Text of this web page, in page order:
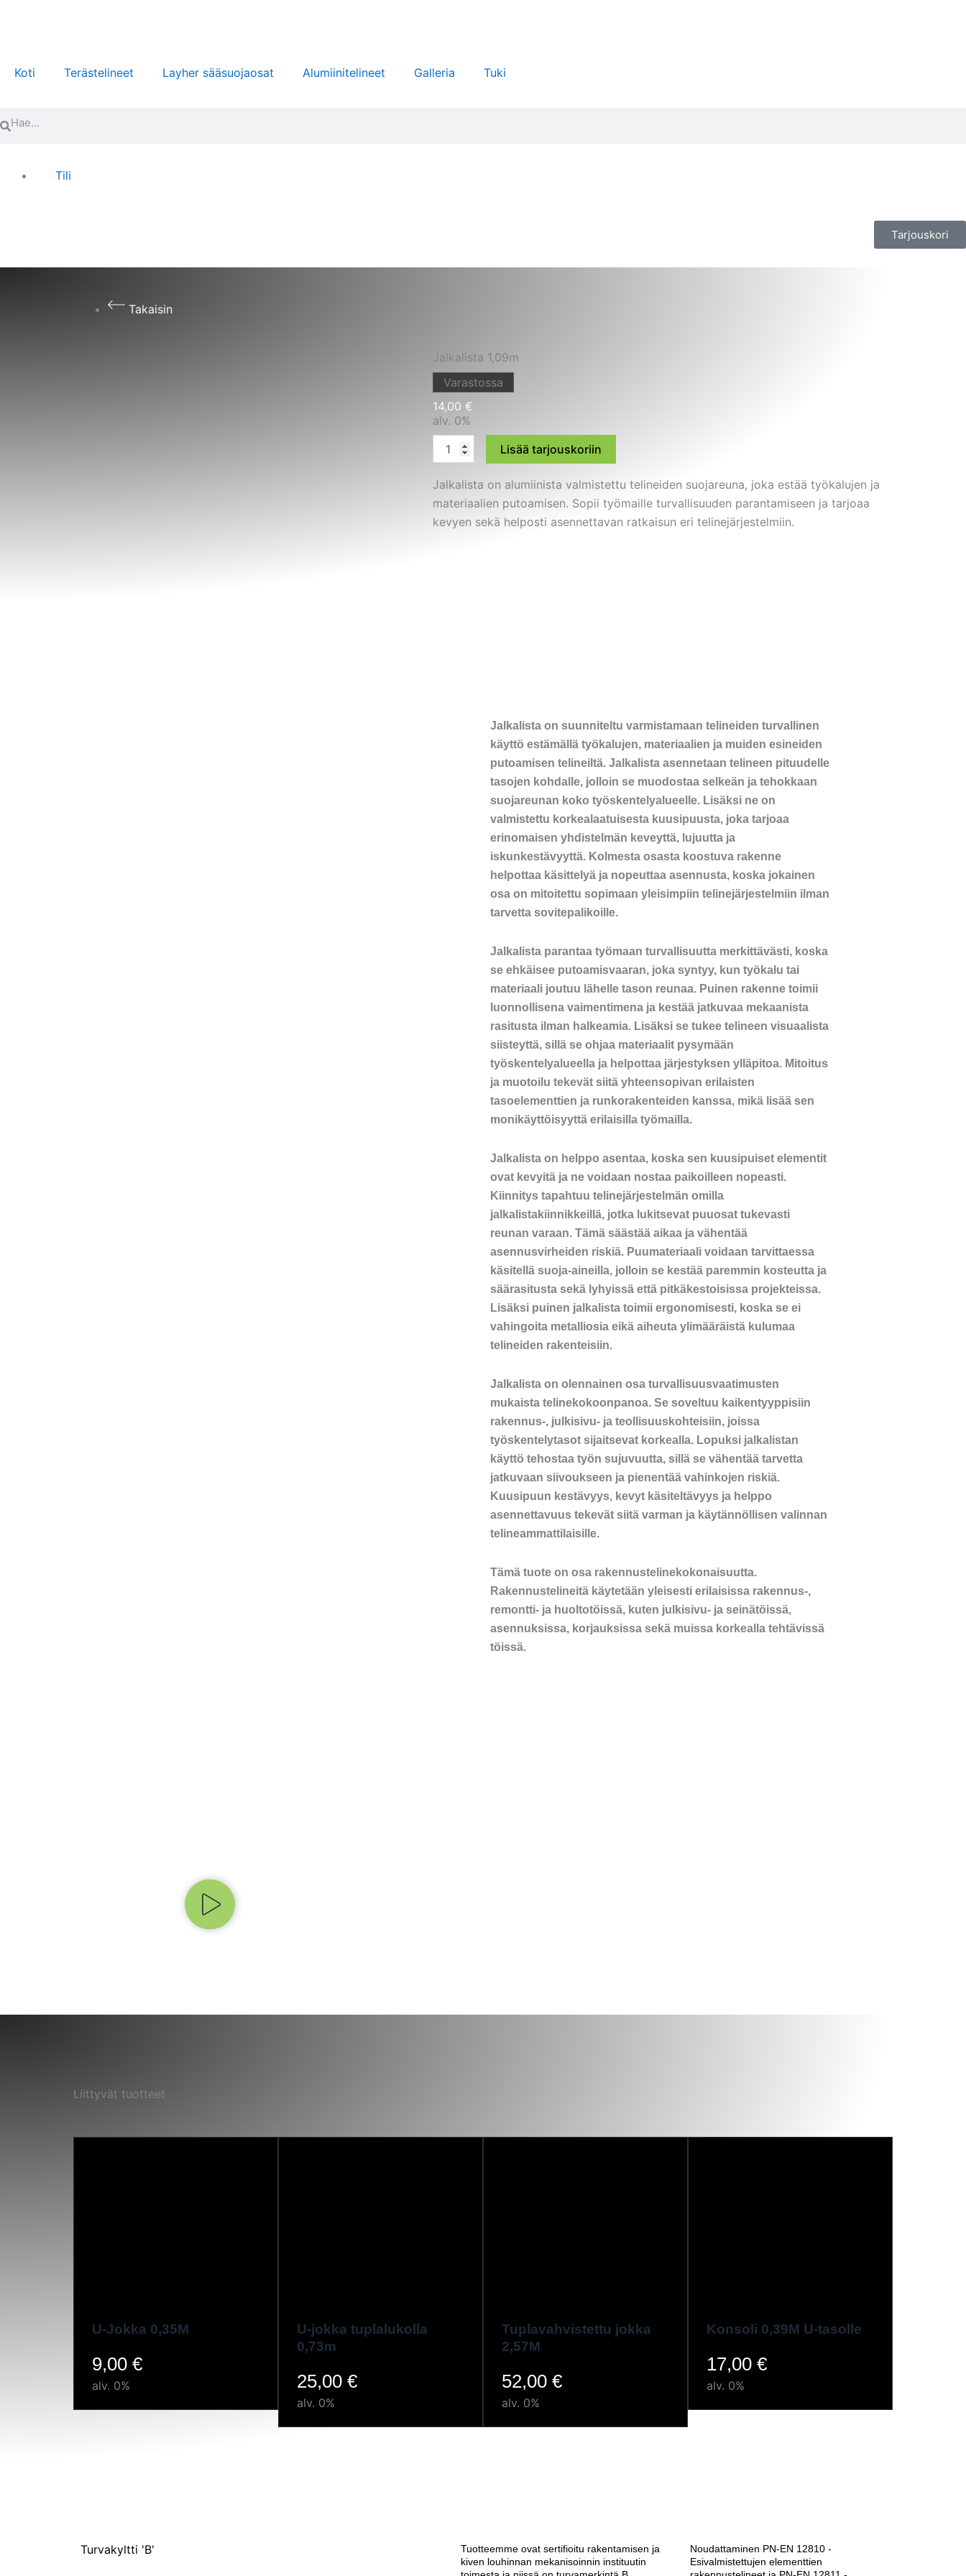
Koti Terästelineet Layher sääsuojaosat Alumiinitelineet Galleria Tuki
Search
Tili
Tarjouskori
Takaisin
Jalkalista 1,09m
Varastossa
14,00€
alv. 0%
1,09m
Lisää tarjouskoriin
Jalkalista on alumiinista valmistettu telineiden suojareuna, joka estää työkalujen ja
materiaalien putoamisen. Sopii työmaille turvallisuuden parantamiseen ja tarjoaa
kevyen sekä helposti asennettavan ratkaisun eri telinejärjestelmiin.
Jalkalista on suunniteltu varmistamaan telineiden turvallinen
käyttö estämällä työkalujen, materiaalien ja muiden esineiden
putoamisen telineiltä. Jalkalista asennetaan telineen pituudelle
tasojen kohdalle, jolloin se muodostaa selkeän ja tehokkaan
suojareunan koko työskentelyalueelle. Lisäksi ne on
valmistettu korkealaatuisesta kuusipuusta, joka tarjoaa
erinomaisen yhdistelmän keveyttä, lujuutta ja
iskunkestävyyttä. Kolmesta osasta koostuva rakenne
helpottaa käsittelyä ja nopeuttaa asennusta, koska jokainen
osa on mitoitettu sopimaan yleisimpiin telinejärjestelmiin ilman
tarvetta sovitepalikoille.
Jalkalista parantaa työmaan turvallisuutta merkittävästi, koska
se ehkäisee putoamisvaaran, joka syntyy, kun työkalu tai
materiaali joutuu lähelle tason reunaa. Puinen rakenne toimii
luonnollisena vaimentimena ja kestää jatkuvaa mekaanista
rasitusta ilman halkeamia. Lisäksi se tukee telineen visuaalista
siisteyttä, sillä se ohjaa materiaalit pysymään
työskentelyalueella ja helpottaa järjestyksen ylläpitoa. Mitoitus
ja muotoilu tekevät siitä yhteensopivan erilaisten
tasoelementtien ja runkorakenteiden kanssa, mikä lisää sen
monikäyttöisyyttä erilaisilla työmailla.
Jalkalista on helppo asentaa, koska sen kuusipuiset elementit
ovat kevyitä ja ne voidaan nostaa paikoilleen nopeasti.
Kiinnitys tapahtuu telinejärjestelmän omilla
jalkalistakiinnikkeillä, jotka lukitsevat puuosat tukevasti
reunan varaan. Tämä säästää aikaa ja vähentää
asennusvirheiden riskiä. Puumateriaali voidaan tarvittaessa
käsitellä suoja-aineilla, jolloin se kestää paremmin kosteutta ja
säärasitusta sekä lyhyissä että pitkäkestoisissa projekteissa.
Lisäksi puinen jalkalista toimii ergonomisesti, koska se ei
vahingoita metalliosia eikä aiheuta ylimääräistä kulumaa
telineiden rakenteisiin.
Jalkalista on olennainen osa turvallisuusvaatimusten
mukaista telinekokoonpanoa. Se soveltuu kaikentyyppisiin
rakennus-, julkisivu- ja teollisuuskohteisiin, joissa
työskentelytasot sijaitsevat korkealla. Lopuksi jalkalistan
käyttö tehostaa työn sujuvuutta, sillä se vähentää tarvetta
jatkuvaan siivoukseen ja pienentää vahinkojen riskiä.
Kuusipuun kestävyys, kevyt käsiteltävyys ja helppo
asennettavuus tekevät siitä varman ja käytännöllisen valinnan
telineammattilaisille.
Tämä tuote on osa rakennustelinekokonaisuutta.
Rakennustelineitä käytetään yleisesti erilaisissa rakennus-,
remontti- ja huoltotöissä, kuten julkisivu- ja seinätöissä,
asennuksissa, korjauksissa sekä muissa korkealla tehtävissä
töissä.
Liittyvät tuotteet
U-Jokka 0,35M
9,00 €
alv. 0%
U-jokka tuplalukolla
0,73m
25,00 €
alv. 0%
Tuplavahvistettu jokka
2,57M
52,00 €
alv. 0%
Konsoli 0,39M U-tasolle
17,00 €
alv. 0%
Turvakyltti 'B'
Tuotteemme ovat sertifioitu rakentamisen ja
kiven louhinnan mekanisoinnin instituutin
Noudattaminen PN-EN 12810 -
Esivalmistettujen elementtien